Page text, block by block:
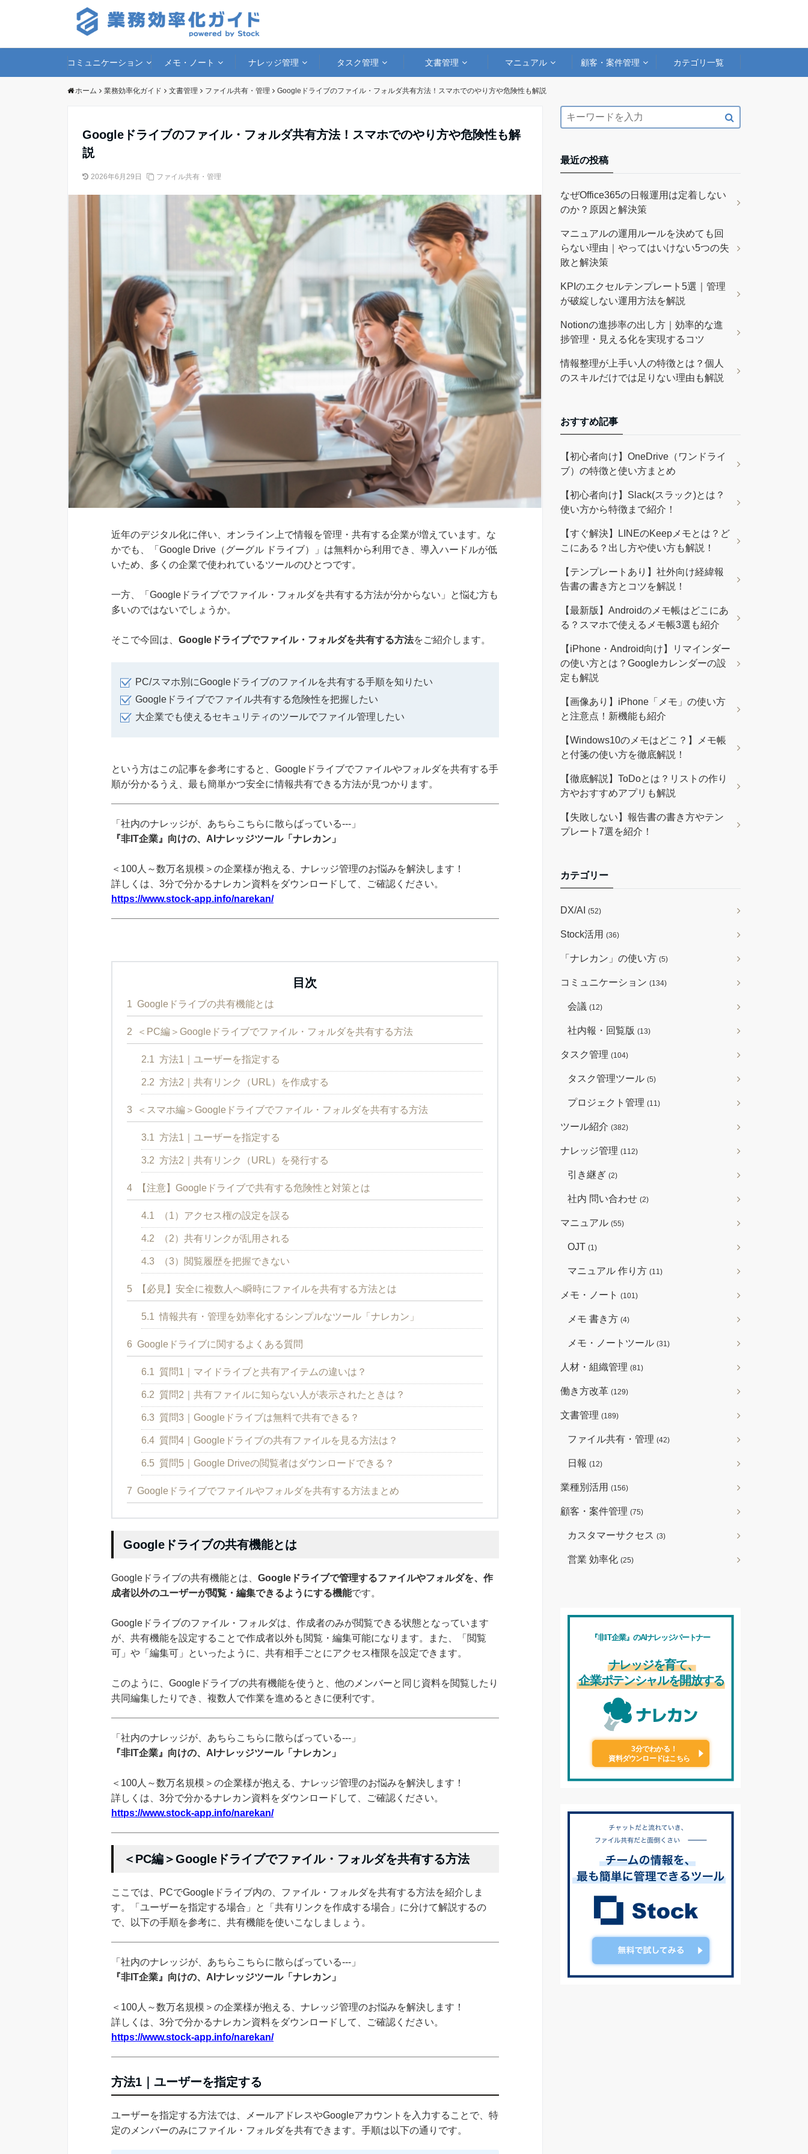
コミュニケーション メモ・ノート ナレッジ管理 タスク管理 文書管理 マニュアル 顧客・案件管理 カテゴリ一覧
ホーム 業務効率化ガイド 文書管理 ファイル共有・管理 Googleドライブのファイル・フォルダ共有方法！スマホでのやり方や危険性も解説
Googleドライブのファイル・フォルダ共有方法！スマホでのやり方や危険性も解
説
2026年6月29日 ファイル共有・管理
近年のデジタル化に伴い、オンライン上で情報を管理・共有する企業が増えています。な
かでも、「Google Drive（グーグル ドライブ）」は無料から利用でき、導入ハードルが低
いため、多くの企業で使われているツールのひとつです。
一方、「Googleドライブでファイル・フォルダを共有する方法が分からない」と悩む方も
多いのではないでしょうか。
そこで今回は、 Googleドライブでファイル・フォルダを共有する方法をご紹介します。
PC/スマホ別にGoogleドライブのファイルを共有する手順を知りたい
Googleドライブでファイル共有する危険性を把握したい
大企業でも使えるセキュリティのツールでファイル管理したい
という方はこの記事を参考にすると、Googleドライブでファイルやフォルダを共有する手
順が分かるうえ、最も簡単かつ安全に情報共有できる方法が見つかります。
「社内のナレッジが、あちらこちらに散らばっている---」
『非IT企業』向けの、AIナレッジツール「ナレカン」
＜100人～数万名規模＞の企業様が抱える、ナレッジ管理のお悩みを解決します！
詳しくは、3分で分かるナレカン資料をダウンロードして、ご確認ください。
https://www.stock-app.info/narekan/
目次
1 Googleドライブの共有機能とは
2 ＜PC編＞Googleドライブでファイル・フォルダを共有する方法
2.1 方法1｜ユーザーを指定する
2.2 方法2｜共有リンク（URL）を作成する
3 ＜スマホ編＞Googleドライブでファイル・フォルダを共有する方法
3.1 方法1｜ユーザーを指定する
3.2 方法2｜共有リンク（URL）を発行する
4 【注意】Googleドライブで共有する危険性と対策とは
4.1 （1）アクセス権の設定を誤る
4.2 （2）共有リンクが乱用される
4.3 （3）閲覧履歴を把握できない
5 【必見】安全に複数人へ瞬時にファイルを共有する方法とは
5.1 情報共有・管理を効率化するシンプルなツール「ナレカン」
6 Googleドライブに関するよくある質問
6.1 質問1｜マイドライブと共有アイテムの違いは？
6.2 質問2｜共有ファイルに知らない人が表示されたときは？
6.3 質問3｜Googleドライブは無料で共有できる？
6.4 質問4｜Googleドライブの共有ファイルを見る方法は？
6.5 質問5｜Google Driveの閲覧者はダウンロードできる？
7 Googleドライブでファイルやフォルダを共有する方法まとめ
Googleドライブの共有機能とは
Googleドライブの共有機能とは、 Googleドライブで管理するファイルやフォルダを、作
成者以外のユーザーが閲覧・編集できるようにする機能です。
Googleドライブのファイル・フォルダは、作成者のみが閲覧できる状態となっています
が、共有機能を設定することで作成者以外も閲覧・編集可能になります。また、「閲覧
可」や「編集可」といったように、共有相手ごとにアクセス権限を設定できます。
このように、Googleドライブの共有機能を使うと、他のメンバーと同じ資料を閲覧したり
共同編集したりでき、複数人で作業を進めるときに便利です。
「社内のナレッジが、あちらこちらに散らばっている---」
『非IT企業』向けの、AIナレッジツール「ナレカン」
＜100人～数万名規模＞の企業様が抱える、ナレッジ管理のお悩みを解決します！
詳しくは、3分で分かるナレカン資料をダウンロードして、ご確認ください。
https://www.stock-app.info/narekan/
＜PC編＞Googleドライブでファイル・フォルダを共有する方法
ここでは、PCでGoogleドライブ内の、ファイル・フォルダを共有する方法を紹介しま
す。「ユーザーを指定する場合」と「共有リンクを作成する場合」に分けて解説するの
で、以下の手順を参考に、共有機能を使いこなしましょう。
「社内のナレッジが、あちらこちらに散らばっている---」
『非IT企業』向けの、AIナレッジツール「ナレカン」
＜100人～数万名規模＞の企業様が抱える、ナレッジ管理のお悩みを解決します！
詳しくは、3分で分かるナレカン資料をダウンロードして、ご確認ください。
https://www.stock-app.info/narekan/
方法1｜ユーザーを指定する
ユーザーを指定する方法では、メールアドレスやGoogleアカウントを入力することで、特
定のメンバーのみにファイル・フォルダを共有できます。手順は以下の通りです。
最近の投稿
なぜOffice365の日報運用は定着しない
のか？原因と解決策
マニュアルの運用ルールを決めても回
らない理由｜やってはいけない5つの失
敗と解決策
KPIのエクセルテンプレート5選｜管理
が破綻しない運用方法を解説
Notionの進捗率の出し方｜効率的な進
捗管理・見える化を実現するコツ
情報整理が上手い人の特徴とは？個人
のスキルだけでは足りない理由も解説
おすすめ記事
【初心者向け】OneDrive（ワンドライ
ブ）の特徴と使い方まとめ
【初心者向け】Slack(スラック)とは？
使い方から特徴まで紹介！
【すぐ解決】LINEのKeepメモとは？ど
こにある？出し方や使い方も解説！
【テンプレートあり】社外向け経緯報
告書の書き方とコツを解説！
【最新版】Androidのメモ帳はどこにあ
る？スマホで使えるメモ帳3選も紹介
【iPhone・Android向け】リマインダー
の使い方とは？Googleカレンダーの設
定も解説
【画像あり】iPhone「メモ」の使い方
と注意点！新機能も紹介
【Windows10のメモはどこ？】メモ帳
と付箋の使い方を徹底解説！
【徹底解説】ToDoとは？リストの作り
方やおすすめアプリも解説
【失敗しない】報告書の書き方やテン
プレート7選を紹介！
カテゴリー
DX/AI (52)
Stock活用 (36)
「ナレカン」の使い方 (5)
コミュニケーション (134)
会議 (12)
社内報・回覧版 (13)
タスク管理 (104)
タスク管理ツール (5)
プロジェクト管理 (11)
ツール紹介 (382)
ナレッジ管理 (112)
引き継ぎ (2)
社内 問い合わせ (2)
マニュアル (55)
OJT (1)
マニュアル 作り方 (11)
メモ・ノート (101)
メモ 書き方 (4)
メモ・ノートツール (31)
人材・組織管理 (81)
働き方改革 (129)
文書管理 (189)
ファイル共有・管理 (42)
日報 (12)
業種別活用 (156)
顧客・案件管理 (75)
カスタマーサクセス (3)
営業 効率化 (25)